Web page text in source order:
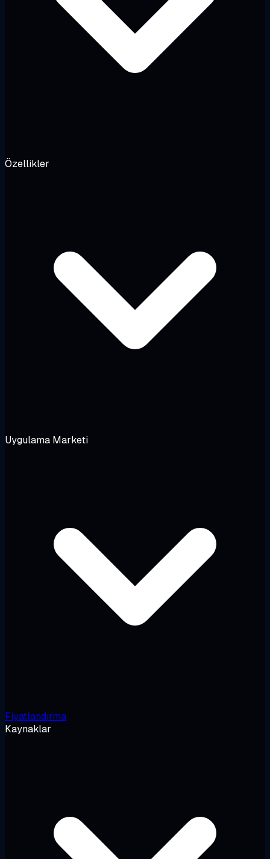
Özellikler
Uygulama Marketi
Fiyatlandırma
Kaynaklar